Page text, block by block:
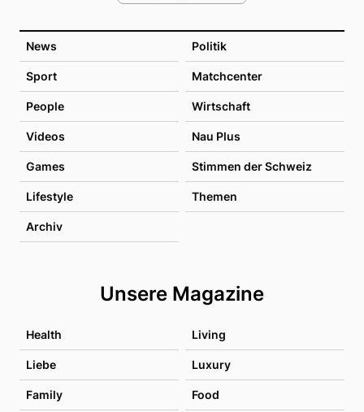
News Politik
Sport Matchcenter
People Wirtschaft
Videos Nau Plus
Games Stimmen der Schweiz
Lifestyle Themen
Archiv
Unsere Magazine
Health Living
Liebe Luxury
Family Food